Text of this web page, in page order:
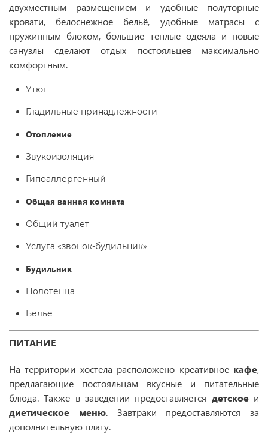
двухместным размещением и удобные полуторные
кровати, белоснежное бельё, удобные матрасы с
пружинным блоком, большие теплые одеяла и новые
санузлы сделают отдых постояльцев максимально
комфортным.
Утюг
Гладильные принадлежности
Отопление
Звукоизоляция
Гипоаллергенный
Общая ванная комната
Общий туалет
Услуга «звонок-будильник»
Будильник
Полотенца
Белье
ПИТАНИЕ
На территории хостела расположено креативное кафе,
предлагающие постояльцам вкусные и питательные
блюда. Также в заведении предоставляется детскоеи
диетическое
меню. Завтраки предоставляются за
дополнительную плату.